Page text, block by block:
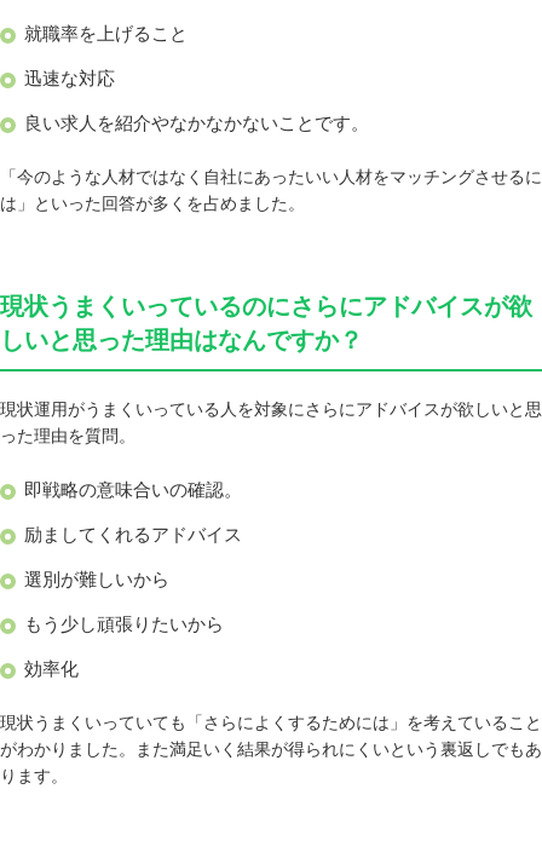
就職率を上げること
迅速な対応
良い求人を紹介やなかなかないことです。
「今のような人材ではなく自社にあったいい人材をマッチングさせるに
は」といった回答が多くを占めました。
現状うまくいっているのにさらにアドバイスが欲
しいと思った理由はなんですか？
現状運用がうまくいっている人を対象にさらにアドバイスが欲しいと思
った理由を質問。
即戦略の意味合いの確認。
励ましてくれるアドバイス
選別が難しいから
もう少し頑張りたいから
効率化
現状うまくいっていても「さらによくするためには」を考えていること
がわかりました。また満足いく結果が得られにくいという裏返しでもあ
ります。